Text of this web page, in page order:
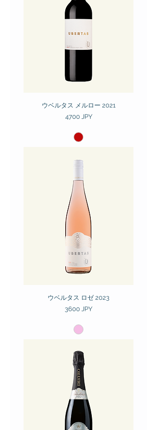
ウベルタス メルロー 2021
Prezzo
4700 JPY
ウベルタス ロゼ 2023
Prezzo
3600 JPY